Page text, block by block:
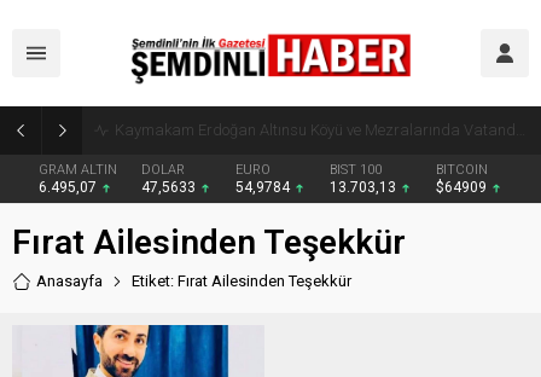
GRAM ALTIN
6.495,07
DOLAR
47,5633
EURO
54,9784
BIST 100
13.703,13
BITCOIN
$64909
Fırat Ailesinden Teşekkür
Anasayfa Etiket: Fırat Ailesinden Teşekkür